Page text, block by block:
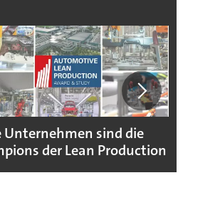
Unternehmen sind die
der Lean Production